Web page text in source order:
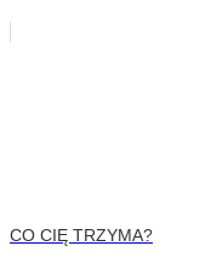
CO CIĘ TRZYMA?